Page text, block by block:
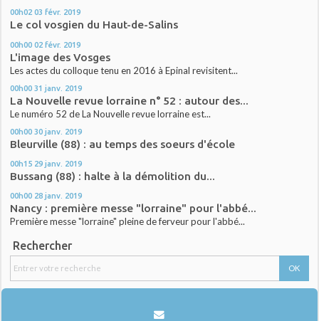
00h02 03 févr. 2019
Le col vosgien du Haut-de-Salins
00h00 02 févr. 2019
L'image des Vosges
Les actes du colloque tenu en 2016 à Epinal revisitent...
00h00 31 janv. 2019
La Nouvelle revue lorraine n° 52 : autour des...
Le numéro 52 de La Nouvelle revue lorraine est...
00h00 30 janv. 2019
Bleurville (88) : au temps des soeurs d'école
00h15 29 janv. 2019
Bussang (88) : halte à la démolition du...
00h00 28 janv. 2019
Nancy : première messe "lorraine" pour l'abbé...
Première messe "lorraine" pleine de ferveur pour l'abbé...
Rechercher